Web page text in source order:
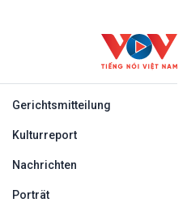
Đức
Gerichtsmitteilung
Kulturreport
Nachrichten
Porträt